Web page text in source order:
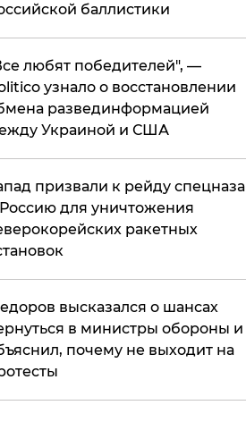
баллистики
любят победителей", —
узнало о восстановлении
развединформацией
Украиной и США
призвали к рейду спецназа
для уничтожения
ракетных
высказался о шансах
в министры обороны и
почему не выходит на